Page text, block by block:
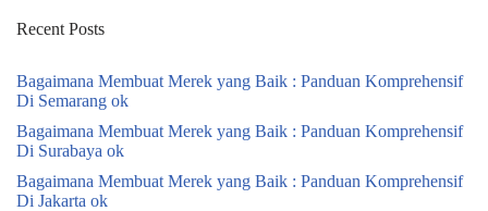
Recent Posts
Bagaimana Membuat Merek yang Baik : Panduan Komprehensif
Di Semarang ok
Bagaimana Membuat Merek yang Baik : Panduan Komprehensif
Di Surabaya ok
Bagaimana Membuat Merek yang Baik : Panduan Komprehensif
Di Jakarta ok